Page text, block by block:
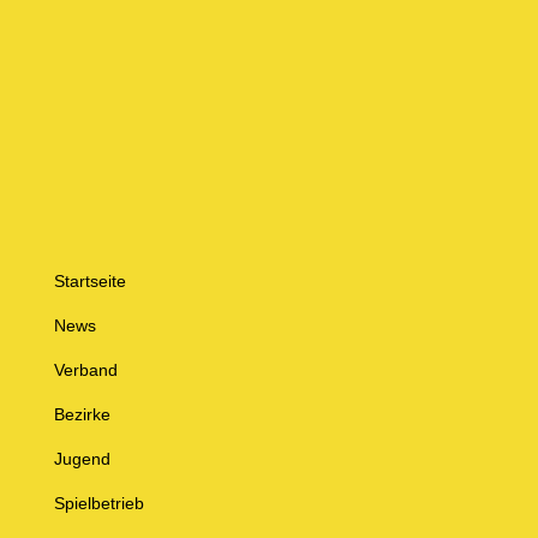
Startseite
News
Verband
Bezirke
Jugend
Spielbetrieb